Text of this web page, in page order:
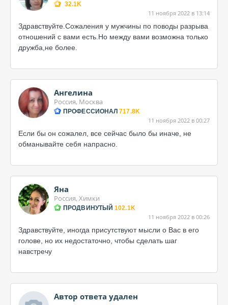
32.1K
11 ноября 2022 в 13:14
Здравствуйте.Сожаления у мужчины по поводы разрыва
отношений с вами есть.Но между вами возможна только
дружба,не более.
Ангелина
Россия, Москва
ПРОФЕССИОНАЛ 717.8K
11 ноября 2022 в 00:27
Если бы он сожалел, все сейчас было бы иначе, не
обманывайте себя напрасно.
Яна
Россия, Химки
ПРОДВИНУТЫЙ 102.1K
11 ноября 2022 в 00:26
Здравствуйте, иногда присутствуют мысли о Вас в его
голове, но их недостаточно, чтобы сделать шаг
навстречу
Автор ответа удален